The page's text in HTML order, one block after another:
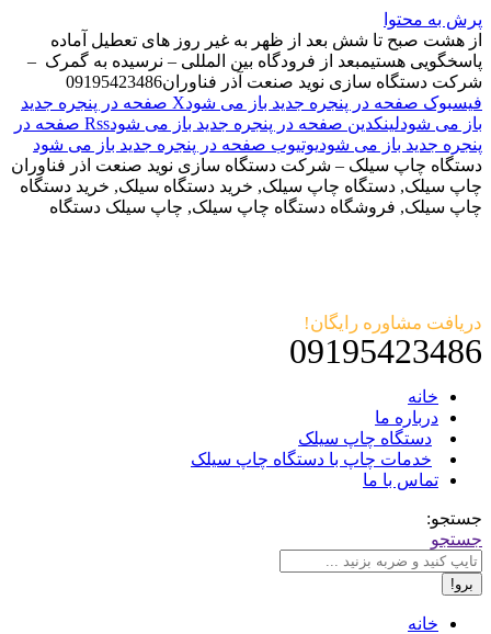
پرش به محتوا
از هشت صبح تا شش بعد از ظهر به غیر روز های تعطیل آماده
پاسخگویی هستیمبعد از فرودگاه بین المللی – نرسیده به گمرک –
شرکت دستگاه سازی نوید صنعت آذر فناوران09195423486
فیسبوک صفحه در پنجره جدید باز می شود
X صفحه در پنجره جدید
باز می شودلینکدین صفحه در پنجره جدید باز می شود
Rss صفحه در
پنجره جدید باز می شودیوتیوب صفحه در پنجره جدید باز می شود
دستگاه چاپ سیلک – شرکت دستگاه سازی نوید صنعت اذر فناوران
چاپ سیلک, دستگاه چاپ سیلک, خرید دستگاه سیلک, خرید دستگاه
چاپ سیلک, فروشگاه دستگاه چاپ سیلک, چاپ سیلک دستگاه
دریافت مشاوره رایگان!
09195423486
خانه
درباره ما
دستگاه چاپ سیلک
خدمات چاپ با دستگاه چاپ سیلک
تماس با ما
جستجو:
جستجو
خانه